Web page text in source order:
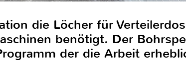
die Löcher für
benötigt. Der
der die Arbeit